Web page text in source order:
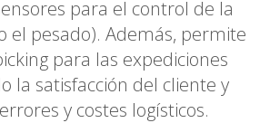
para el control de la
el pesado). Además, permite
para las expediciones
la satisfacción del cliente y
y costes logísticos.